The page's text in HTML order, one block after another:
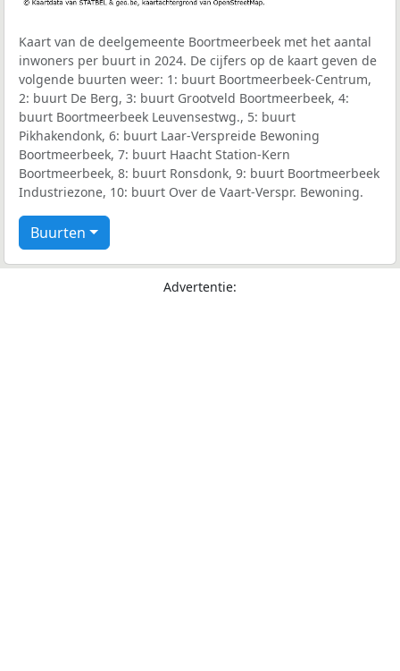
Kaart van de deelgemeente Boortmeerbeek met het aantal
inwoners per buurt in 2024. De cijfers op de kaart geven de
volgende buurten weer: 1: buurt Boortmeerbeek-Centrum,
2: buurt De Berg, 3: buurt Grootveld Boortmeerbeek, 4:
buurt Boortmeerbeek Leuvensestwg., 5: buurt
Pikhakendonk, 6: buurt Laar-Verspreide Bewoning
Boortmeerbeek, 7: buurt Haacht Station-Kern
Boortmeerbeek, 8: buurt Ronsdonk, 9: buurt Boortmeerbeek
Industriezone, 10: buurt Over de Vaart-Verspr. Bewoning.
Buurten
Advertentie: